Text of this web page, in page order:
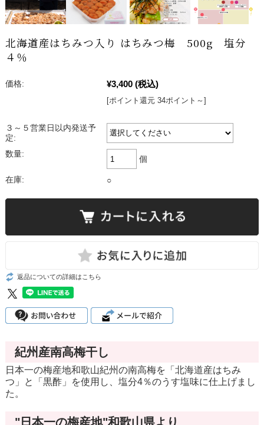
北海道産はちみつ入り はちみつ梅 500g 塩分
４％
価格: ¥3,400 (税込)
[ポイント還元 34ポイント～]
３～５営業日以内発送予
定:
数量:
個
在庫: ○
返品についての詳細はこちら
紀州産南高梅干し
日本一の梅産地和歌山紀州の南高梅を「北海道産はちみ
つ」と「黒酢」を使用し、塩分4％のうす塩味に仕上げまし
た。
"日本一の梅産地"和歌山県より